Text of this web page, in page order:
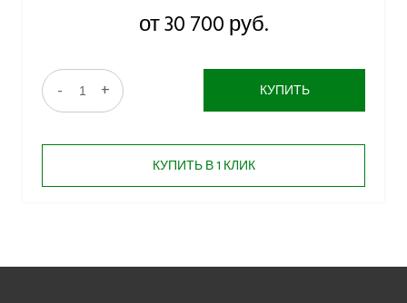
от 30 700 руб.
- + КУПИТЬ
КУПИТЬ В 1 КЛИК